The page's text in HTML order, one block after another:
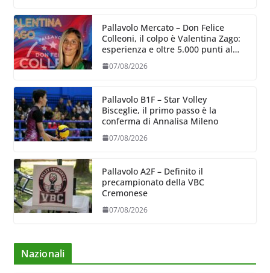
Pallavolo Mercato – Don Felice
Colleoni, il colpo è Valentina Zago:
esperienza e oltre 5.000 punti al
07/08/2026
Pallavolo B1F – Star Volley
Bisceglie, il primo passo è la
conferma di Annalisa Mileno
07/08/2026
Pallavolo A2F – Definito il
precampionato della VBC
Cremonese
07/08/2026
Nazionali